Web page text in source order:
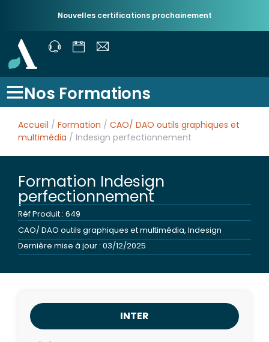
Nouvelles certifications prochainement
Nos Formations
Accueil / Formation / CAO/ DAO outils graphiques et
multimédia / Indesign perfectionnement
Formation Indesign
perfectionnement
Réf Produit : 649
CAO/ DAO outils graphiques et multimédia, Indesign
Dernière mise à jour : 03/12/2025
INTER